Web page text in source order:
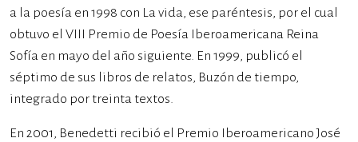
a la poesía en 1998 con La vida, ese paréntesis, por el cual
obtuvo el VIII Premio de Poesía Iberoamericana Reina
Sofía en mayo del año siguiente. En 1999, publicó el
séptimo de sus libros de relatos, Buzón de tiempo,
integrado por treinta textos.
En 2001, Benedetti recibió el Premio Iberoamericano José